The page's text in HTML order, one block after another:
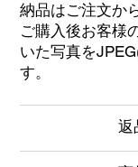
納品はご注文か
ご購入後お客様
いた写真を
す。
返